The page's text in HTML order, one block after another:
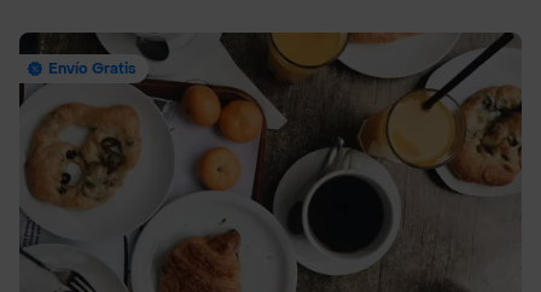
Envío Gratis